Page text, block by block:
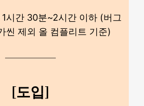
시간 30분~2시간 이하 (버그
씬 제외 올 컴플리트 기준)
[도입]